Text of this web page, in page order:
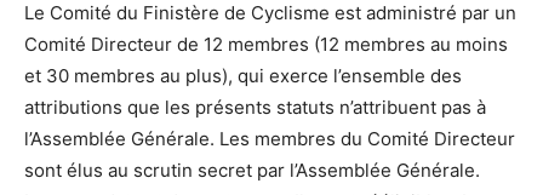
Le Comité du Finistère de Cyclisme est administré par un
Comité Directeur de 12 membres (12 membres au moins
et 30 membres au plus), qui exerce l’ensemble des
attributions que les présents statuts n’attribuent pas à
l’Assemblée Générale. Les membres du Comité Directeur
sont élus au scrutin secret par l’Assemblée Générale.